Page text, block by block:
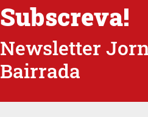
Subscreva!
Newsletter
Bairrada